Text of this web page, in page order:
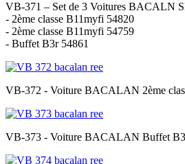
VB-371 – Set de 3 Voitures BACALN
- 2ème classe B11myfi 54820
- 2ème classe B11myfi 54759
- Buffet B3r 54861
VB-372 - Voiture BACALAN 2ème
VB-373 - Voiture BACALAN Buffet